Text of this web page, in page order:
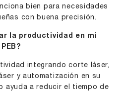
bien para necesidades
con buena precisión.
la productividad en mi
integrando corte láser,
y automatización en su
ayuda a reducir el tiempo de